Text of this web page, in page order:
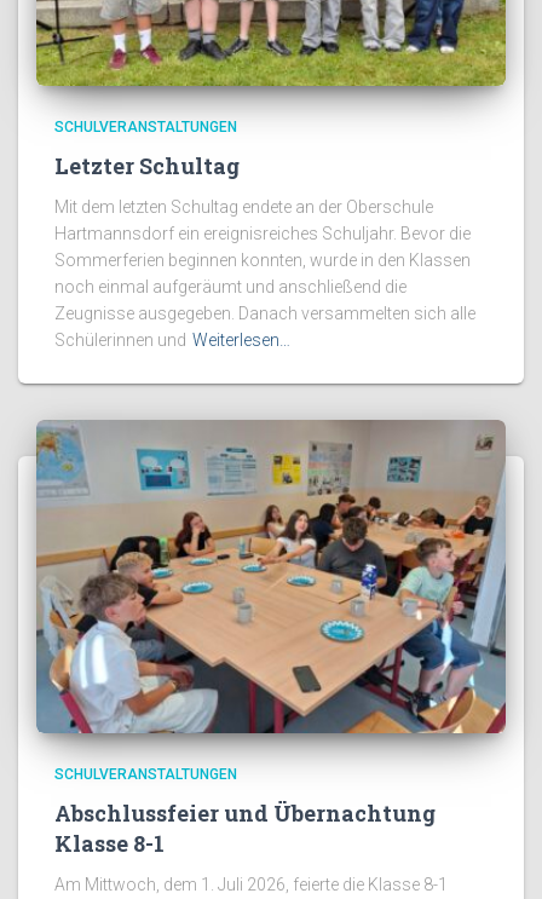
SCHULVERANSTALTUNGEN
Letzter Schultag
Mit dem letzten Schultag endete an der Oberschule
Hartmannsdorf ein ereignisreiches Schuljahr. Bevor die
Sommerferien beginnen konnten, wurde in den Klassen
noch einmal aufgeräumt und anschließend die
Zeugnisse ausgegeben. Danach versammelten sich alle
Schülerinnen und Weiterlesen…
SCHULVERANSTALTUNGEN
Abschlussfeier und Übernachtung
Klasse 8-1
Am Mittwoch, dem 1. Juli 2026, feierte die Klasse 8-1